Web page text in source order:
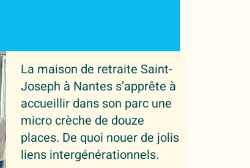
La maison de retraite Saint-
Joseph à Nantes s’apprête à
accueillir dans son parc une
micro crèche de douze
places. De quoi nouer de jolis
liens intergénérationnels.